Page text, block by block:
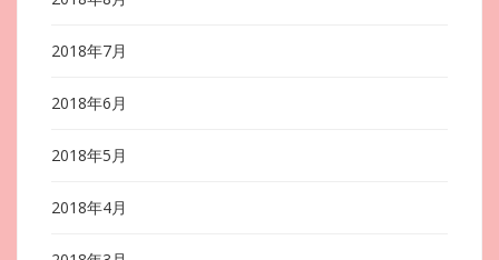
2018年7月
2018年6月
2018年5月
2018年4月